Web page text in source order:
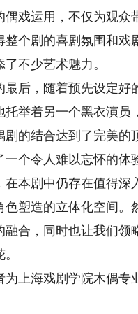
偶戏运用，不仅为观众
整个剧的喜剧氛围和戏
不少艺术魅力。
，随着预先设定好
托举着另一个黑衣演员
剧的结合达到了完美的
一个令人难以忘怀的体
剧中仍存在值得深
色塑造的立体化空间。
融合，同时也让我们领
海戏剧学院木偶专业